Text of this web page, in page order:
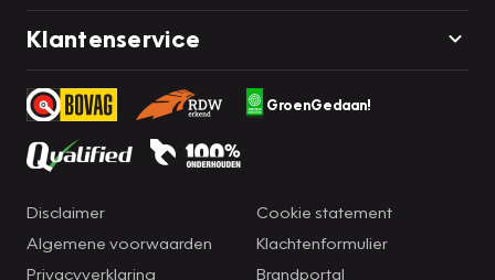
Klantenservice
GroenGedaan!
Disclaimer
Algemene voorwaarden
Privacyverklaring
Cookie statement
Klachtenformulier
Brandportal